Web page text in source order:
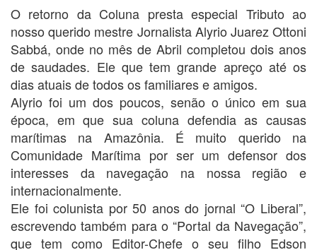
O retorno da Coluna presta especial Tributo ao
nosso querido mestre Jornalista Alyrio Juarez Ottoni
Sabbá, onde no mês de Abril completou dois anos
de saudades. Ele que tem grande apreço até os
dias atuais de todos os familiares e amigos.
Alyrio foi um dos poucos, senão o único em sua
época, em que sua coluna defendia as causas
marítimas na Amazônia. É muito querido na
Comunidade Marítima por ser um defensor dos
interesses da navegação na nossa região e
internacionalmente.
Ele foi colunista por 50 anos do jornal “O Liberal”,
escrevendo também para o “Portal da Navegação”,
que tem como Editor-Chefe o seu filho Edson